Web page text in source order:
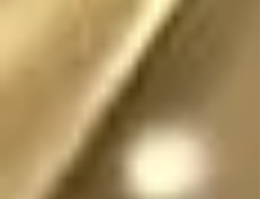
es) fantasía
En dicha realidad, los
ángeles no tienen
sexo, por lo que se
pueden mostrar en su
forma divina femenina